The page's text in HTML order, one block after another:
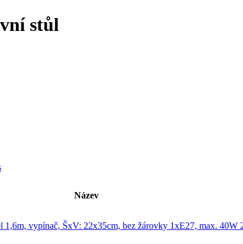
stůl
Název
1,6m, vypínač, ŠxV: 22x35cm, bez žárovky 1xE27, max. 40W